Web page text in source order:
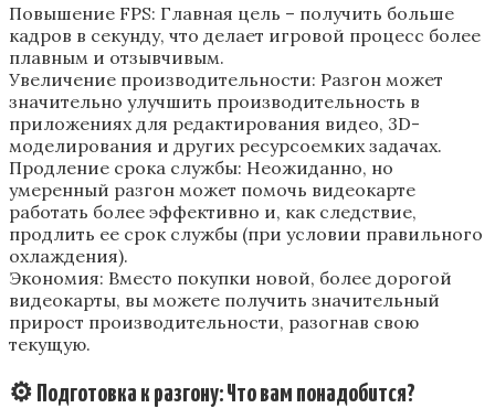
Повышение FPS: Главная цель – получить больше
кадров в секунду‚ что делает игровой процесс более
плавным и отзывчивым.
Увеличение производительности: Разгон может
значительно улучшить производительность в
приложениях для редактирования видео‚ 3D-
моделирования и других ресурсоемких задачах.
Продление срока службы: Неожиданно‚ но
умеренный разгон может помочь видеокарте
работать более эффективно и‚ как следствие‚
продлить ее срок службы (при условии правильного
охлаждения).
Экономия: Вместо покупки новой‚ более дорогой
видеокарты‚ вы можете получить значительный
прирост производительности‚ разогнав свою
текущую.
⚙️ Подготовка к разгону: Что вам понадобится?